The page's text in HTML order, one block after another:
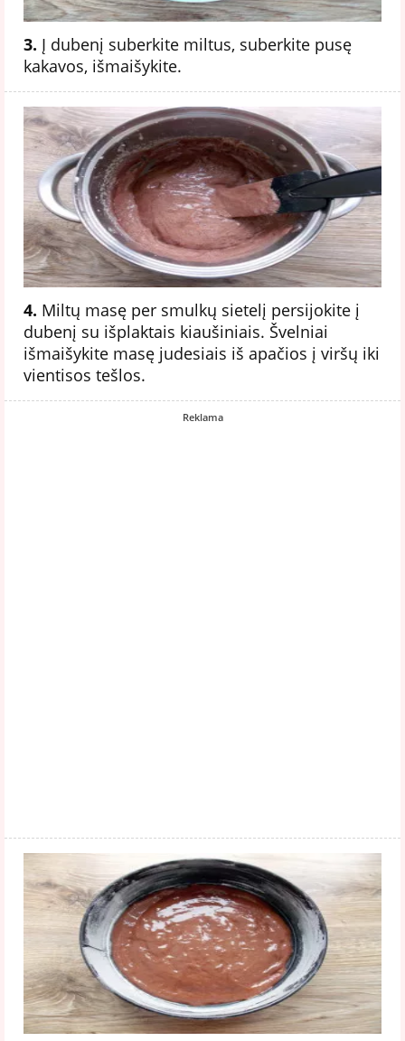
3. Į dubenį suberkite miltus, suberkite pusę
kakavos, išmaišykite.
4. Miltų masę per smulkų sietelį persijokite į
dubenį su išplaktais kiaušiniais. Švelniai
išmaišykite masę judesiais iš apačios į viršų iki
vientisos tešlos.
Reklama